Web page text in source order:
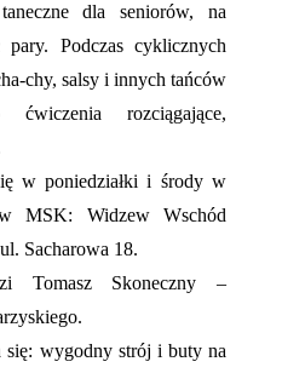
dla seniorów, na
Podczas cyklicznych
chy, salsy i innych tańców
rozciągające,
w poniedziałki i środy w
MSK: Widzew Wschód
Sacharowa 18.
Tomasz Skoneczny –
się: wygodny strój i buty na